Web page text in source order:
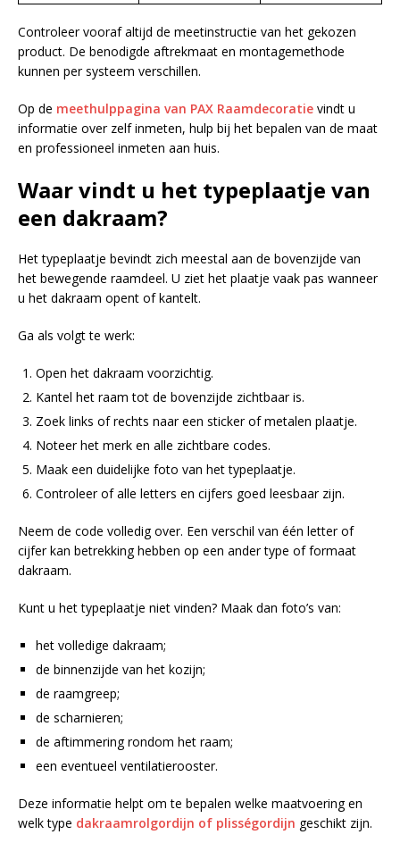
Controleer vooraf altijd de meetinstructie van het gekozen
product. De benodigde aftrekmaat en montagemethode
kunnen per systeem verschillen.
Op de meethulppagina van PAX Raamdecoratie vindt u
informatie over zelf inmeten, hulp bij het bepalen van de maat
en professioneel inmeten aan huis.
Waar vindt u het typeplaatje van
een dakraam?
Het typeplaatje bevindt zich meestal aan de bovenzijde van
het bewegende raamdeel. U ziet het plaatje vaak pas wanneer
u het dakraam opent of kantelt.
Ga als volgt te werk:
Open het dakraam voorzichtig.
Kantel het raam tot de bovenzijde zichtbaar is.
Zoek links of rechts naar een sticker of metalen plaatje.
Noteer het merk en alle zichtbare codes.
Maak een duidelijke foto van het typeplaatje.
Controleer of alle letters en cijfers goed leesbaar zijn.
Neem de code volledig over. Een verschil van één letter of
cijfer kan betrekking hebben op een ander type of formaat
dakraam.
Kunt u het typeplaatje niet vinden? Maak dan foto’s van:
het volledige dakraam;
de binnenzijde van het kozijn;
de raamgreep;
de scharnieren;
de aftimmering rondom het raam;
een eventueel ventilatierooster.
Deze informatie helpt om te bepalen welke maatvoering en
welk type dakraamrolgordijn of plisségordijn geschikt zijn.